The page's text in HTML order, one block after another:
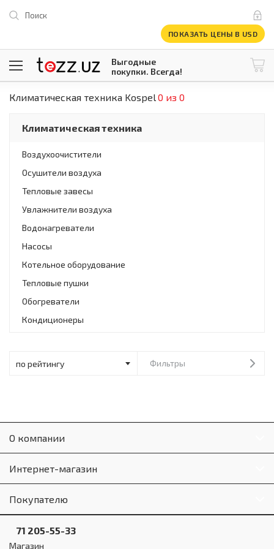
Поиск
ПОКАЗАТЬ ЦЕНЫ В USD
Выгодные
покупки. Всегда!
1 USD = 12 296.16 сум\ @tezzuz
Все категории
Компьютеры и оргтехника
Телевизоры
Климатическая техника
Встраиваемая техника
Инструменты и техника
Товары для дома
Климатическая техника
Встраиваемая техника
Крупнобытовая техника
Мелкая бытовая техника
Климатическая техника Kospel0 из 0
Климатическая техника
Воздухоочистители
Осушители воздуха
Тепловые завесы
Увлажнители воздуха
Водонагреватели
Насосы
Котельное оборудование
Тепловые пушки
Обогреватели
Кондиционеры
Фильтры
О компании
Интернет-магазин
Покупателю
71 205-55-33
Магазин